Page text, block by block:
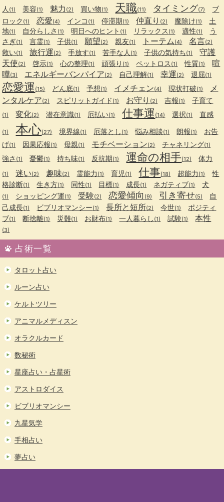
人 (1) 美容(1) 魅力 (2) 買い物(1) 天職(11) タイミング(7)
ブ
ロック (1) 恋愛(4) インコ (1) 停滞期(1) 仲直り (2) 魔除け(1)
土
地(1) 自分らしさ (1) 明日へのヒント (1) リラックス (1) 適性(1)
う
さぎ(1) 言霊(1) 子供(1) 願望(2) 親友(1) トーテム (4) 名言(2)
救い(1) 旅行運(2) 手放す(1) 苦手な人 (1) 子供の気持ち(1)
守護
天使(2) 啓示(1) 心の整理(1) 頑張り (1) ペットロス (1) 性質(1)
喧
嘩(3) エネルギーバンパイア(2) 自己理解(1) 幸運(2) 退屈(1)
恋愛運 (15) どん底(1) 予想(1) イメチェン(4) 現状打破(1)
メ
ンタルケア(2) スピリットガイド (1) お守り (2) 吉報(1) 子育て
(1) 変化(2) 潜在意識(1) 厄払い(1) 仕事運 (14) 選択(1) 直感
(1) 本心(27) 境界線(1) 厄落とし (1) 悩み相談(1) 朗報(1)
お告
げ(1) 因果応報(1) 母親(1) モチベーション(2) チャネリング(1)
強さ (1) 憂鬱(1) 持ち味(1) 反抗期(1) 運命の相手(12) 体力
(1) 迷い(2) 趣味(2) 霊能力 (1) 育児 (1) 仕事(18) 超能力 (1)
性
格診断(1) 生き方(1) 同性(1) 目標(1) 成長(1) ネガティブ(1) 犬
(1) ショッピング運(1) 受験(2) 恋愛傾向 (9) 引き寄せ(5)
自
己成長(1) ビブリオマンシー(1) 長所と短所(2) 今世(1)
ポジティ
ブ(1) 断捨離(1) 災難(1) お財布(1) 一人暮らし (1) 試験(1) 本性
(3)
占術一覧
タロット占い
ルーン占い
ケルトツリー
アニマルメディスン
オラクルカード
数秘術
星座占い・占星術
アストロダイス
ビブリオマンシー
九星気学
手相占い
夢占い